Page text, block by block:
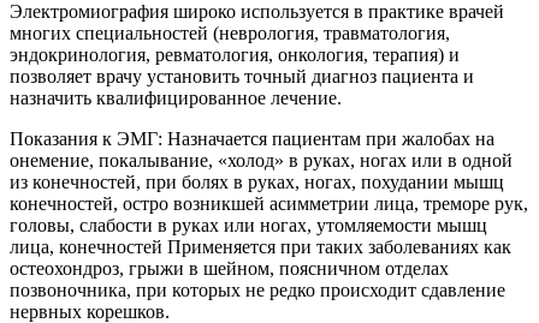
Электромиография широко используется в практике врачей
многих специальностей (неврология, травматология,
эндокринология, ревматология, онкология, терапия) и
позволяет врачу установить точный диагноз пациента и
назначить квалифицированное лечение.
️Показания к ЭМГ: Назначается пациентам при жалобах на
онемение, покалывание, «холод» в руках, ногах или в одной
из конечностей, при болях в руках, ногах, похудании мышц
конечностей, остро возникшей асимметрии лица, треморе рук,
головы, слабости в руках или ногах, утомляемости мышц
лица, конечностей Применяется при таких заболеваниях как
остеохондроз, грыжи в шейном, поясничном отделах
позвоночника, при которых не редко происходит сдавление
нервных корешков.